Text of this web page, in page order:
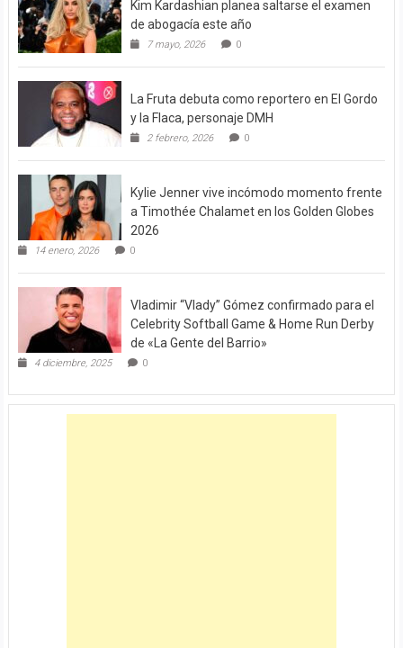
Kim Kardashian planea saltarse el examen
de abogacía este año
7 mayo, 2026 0
La Fruta debuta como reportero en El Gordo
y la Flaca, personaje DMH
2 febrero, 2026 0
Kylie Jenner vive incómodo momento frente
a Timothée Chalamet en los Golden Globes
2026
14 enero, 2026 0
Vladimir “Vlady” Gómez confirmado para el
Celebrity Softball Game & Home Run Derby
de «La Gente del Barrio»
4 diciembre, 2025 0